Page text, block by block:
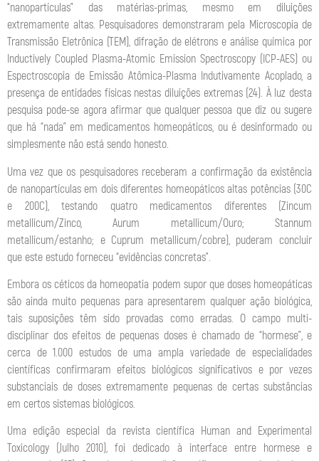
“nanopartículas” das matérias-primas, mesmo em diluições
extremamente altas. Pesquisadores demonstraram pela Microscopia de
Transmissão Eletrônica (TEM), difração de elétrons e análise química por
Inductively Coupled Plasma-Atomic Emission Spectroscopy (ICP-AES) ou
Espectroscopia de Emissão Atômica-Plasma Indutivamente Acoplado, a
presença de entidades físicas nestas diluições extremas (24). À luz desta
pesquisa pode-se agora afirmar que qualquer pessoa que diz ou sugere
que há “nada” em medicamentos homeopáticos, ou é desinformado ou
simplesmente não está sendo honesto.
Uma vez que os pesquisadores receberam a confirmação da existência
de nanopartículas em dois diferentes homeopáticos altas potências (30C
e 200C), testando quatro medicamentos diferentes (Zincum
metallicum/Zinco, Aurum metallicum/Ouro; Stannum
metallicum/estanho; e Cuprum metallicum/cobre), puderam concluir
que este estudo forneceu “evidências concretas”.
Embora os céticos da homeopatia podem supor que doses homeopáticas
são ainda muito pequenas para apresentarem qualquer ação biológica,
tais suposições têm sido provadas como erradas. O campo multi-
disciplinar dos efeitos de pequenas doses é chamado de “hormese”, e
cerca de 1.000 estudos de uma ampla variedade de especialidades
científicas confirmaram efeitos biológicos significativos e por vezes
substanciais de doses extremamente pequenas de certas substâncias
em certos sistemas biológicos.
Uma edição especial da revista científica Human and Experimental
Toxicology (Julho 2010), foi dedicado à interface entre hormese e